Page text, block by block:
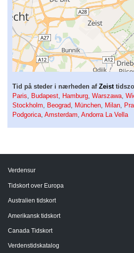
Tid på steder i nærheden af Zeist
Paris
Budapest Hamburg Warszawa
Stockholm
Beograd München Milan
Podgorica Amsterdam Andorra La Vella
Verdensur
Tidskort over Europa
Australien tidskort
Amerikansk tidskort
Canada Tidskort
Verdenstidskatalog